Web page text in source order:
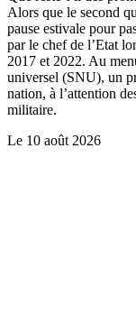
Alors que le second
pause estivale pour
par le chef de l’Etat
2017 et 2022. Au
universel (SNU), un
nation, à l’attention
militaire.
Le 10 août 2026